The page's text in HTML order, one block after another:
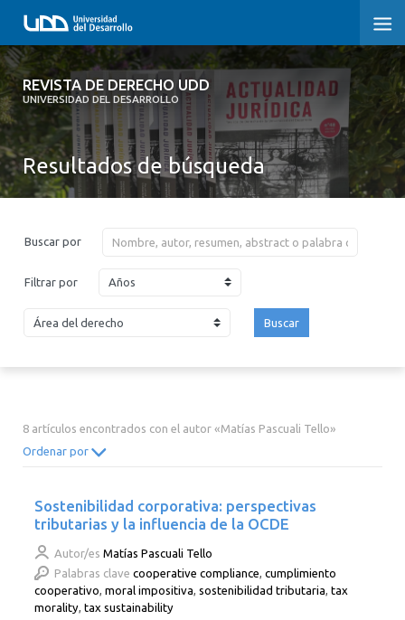
REVISTA DE DERECHO UDD
UNIVERSIDAD DEL DESARROLLO
REVISTA DE DERECHO UDD
INICIO
ACERCA DE LA REVISTA
CONVOCATORIA
CONTACTO Y SUSCRIPCIÓN
Resultados de búsqueda
Buscar por
Filtrar por Años
2002 2001
Buscar
8 artículos encontrados con el autor «Matías Pascuali Tello»
Ordenar por
Sostenibilidad corporativa: perspectivas
tributarias y la influencia de la OCDE
Autor/es Matías Pascuali Tello
Palabras clave cooperative compliance,cumplimiento
cooperativo,moral impositiva,sostenibilidad tributaria,tax
morality,tax sustainability